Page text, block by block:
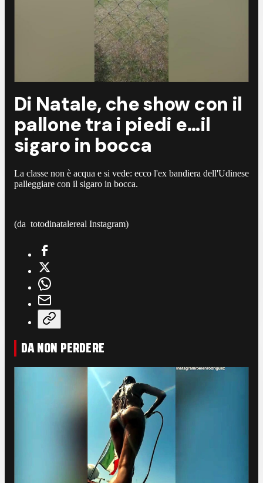
Di Natale, che show con il
pallone tra i piedi e...il
sigaro in bocca
La classe non è acqua e si vede: ecco l'ex bandiera dell'Udinese
palleggiare con il sigaro in bocca.
(da totodinatalereal Instagram)
DA NON PERDERE